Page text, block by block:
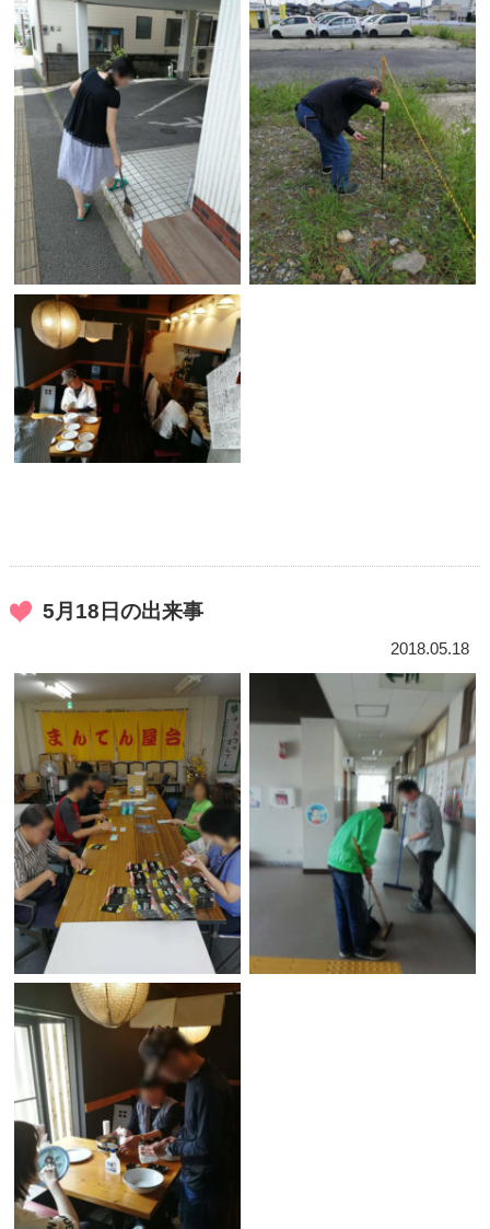
5月18日の出来事
2018.05.18